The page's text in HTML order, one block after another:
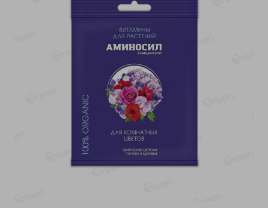
Приложение Green c
доставкой и бонусной картой
AppGallery
+375 44 560-60-61
Время работы Call-центра: Пн.- Пт. с 09.00 до 17.00, СБ, ВС -